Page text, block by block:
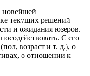
новейшей
текущих решений
и ожидания юзеров.
С его
возраст и т. д.), о
о отношении к